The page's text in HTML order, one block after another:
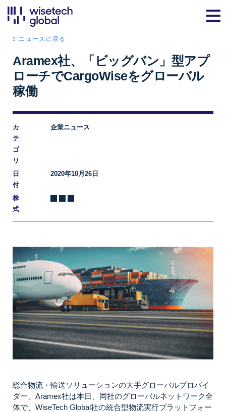
ニュースに戻る
Aramex社、「ビッグバン」型アプ
ローチでCargoWiseをグローバル
稼働
カ
テ
ゴ
リ
企業ニュース
日
付
2020年10月26日
株
式
総合物流・輸送ソリューションの大手グローバルプロバイ
ダー、Aramex社は本日、同社のグローバルネットワーク全
体で、WiseTech Global社の統合型物流実行プラットフォー